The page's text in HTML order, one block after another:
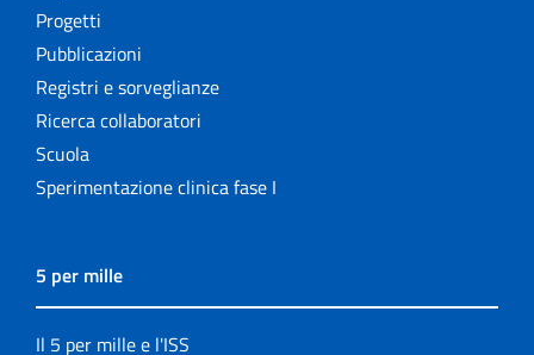
Progetti
Pubblicazioni
Registri e sorveglianze
Ricerca collaboratori
Scuola
Sperimentazione clinica fase I
5 per mille
Il 5 per mille e l'ISS